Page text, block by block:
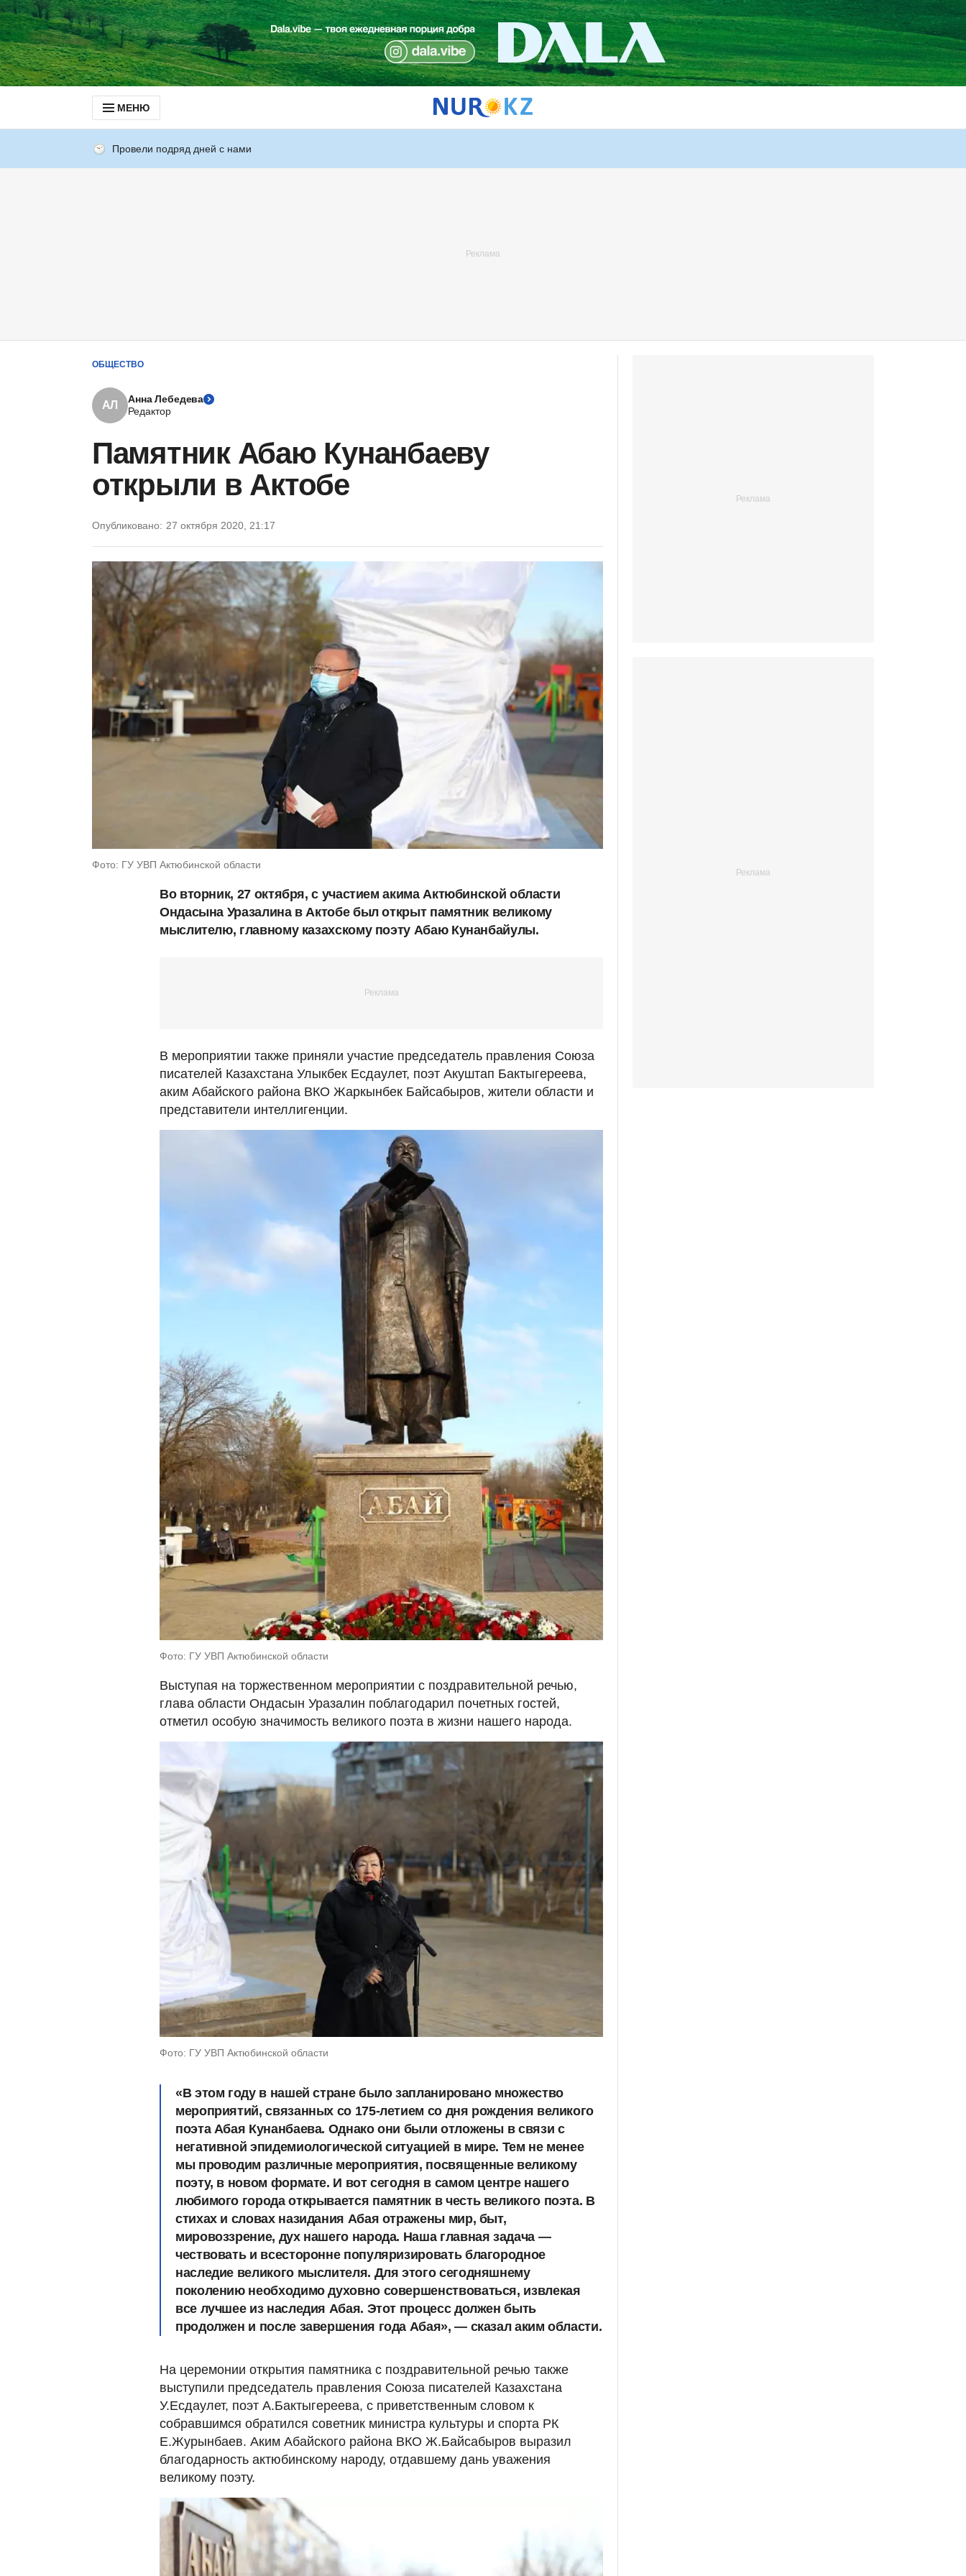
МЕНЮ
Провели подряд дней с нами
ОБЩЕСТВО
АЛ
Анна Лебедева
Редактор
Памятник Абаю Кунанбаеву
открыли в Актобе
Опубликовано: 27 октября 2020, 21:17
Фото: ГУ УВП Актюбинской области
Во вторник, 27 октября, с участием акима Актюбинской области
Ондасына Уразалина в Актобе был открыт памятник великому
мыслителю, главному казахскому поэту Абаю Кунанбайулы.
В мероприятии также приняли участие председатель правления Союза
писателей Казахстана Улыкбек Есдаулет, поэт Акуштап Бактыгереева,
аким Абайского района ВКО Жаркынбек Байсабыров, жители области и
представители интеллигенции.
Фото: ГУ УВП Актюбинской области
Выступая на торжественном мероприятии с поздравительной речью,
глава области Ондасын Уразалин поблагодарил почетных гостей,
отметил особую значимость великого поэта в жизни нашего народа.
Фото: ГУ УВП Актюбинской области
«В этом году в нашей стране было запланировано множество
мероприятий, связанных со 175-летием со дня рождения великого
поэта Абая Кунанбаева. Однако они были отложены в связи с
негативной эпидемиологической ситуацией в мире. Тем не менее
мы проводим различные мероприятия, посвященные великому
поэту, в новом формате. И вот сегодня в самом центре нашего
любимого города открывается памятник в честь великого поэта. В
стихах и словах назидания Абая отражены мир, быт,
мировоззрение, дух нашего народа. Наша главная задача —
чествовать и всесторонне популяризировать благородное
наследие великого мыслителя. Для этого сегодняшнему
поколению необходимо духовно совершенствоваться, извлекая
все лучшее из наследия Абая. Этот процесс должен быть
продолжен и после завершения года Абая», — сказал аким области.
На церемонии открытия памятника с поздравительной речью также
выступили председатель правления Союза писателей Казахстана
У.Есдаулет, поэт А.Бактыгереева, с приветственным словом к
собравшимся обратился советник министра культуры и спорта РК
Е.Журынбаев. Аким Абайского района ВКО Ж.Байсабыров выразил
благодарность актюбинскому народу, отдавшему дань уважения
великому поэту.